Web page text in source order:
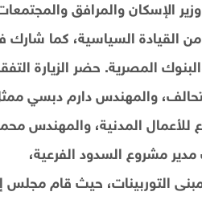
الإسكان والمرافق
القيادة السياسية، كما شارك
المصرية. حضر الزيارة
والمهندس دارم دبسي
المدنية، والمهندس
مشروع السدود الفرعية،
التوربينات، حيث قام مجلس